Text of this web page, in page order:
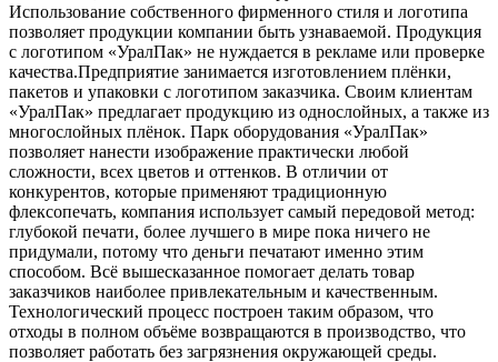
Использование собственного фирменного стиля и логотипа
позволяет продукции компании быть узнаваемой. Продукция
с логотипом «УралПак» не нуждается в рекламе или проверке
качества.Предприятие занимается изготовлением плёнки,
пакетов и упаковки с логотипом заказчика. Своим клиентам
«УралПак» предлагает продукцию из однослойных, а также из
многослойных плёнок. Парк оборудования «УралПак»
позволяет нанести изображение практически любой
сложности, всех цветов и оттенков. В отличии от
конкурентов, которые применяют традиционную
флексопечать, компания использует самый передовой метод:
глубокой печати, более лучшего в мире пока ничего не
придумали, потому что деньги печатают именно этим
способом. Всё вышесказанное помогает делать товар
заказчиков наиболее привлекательным и качественным.
Технологический процесс построен таким образом, что
отходы в полном объёме возвращаются в производство, что
позволяет работать без загрязнения окружающей среды.